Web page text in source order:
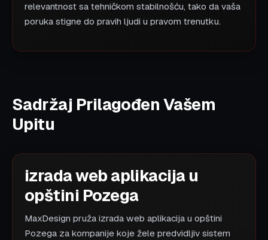
relevantnost sa tehničkom stabilnošću, tako da vaša
poruka stigne do pravih ljudi u pravom trenutku.
Sadržaj Prilagođen Vašem
Upitu
izrada web aplikacija u
opštini Pozega
MaxDesign pruža izrada web aplikacija u opštini
Pozega za kompanije koje žele predvidljiv sistem